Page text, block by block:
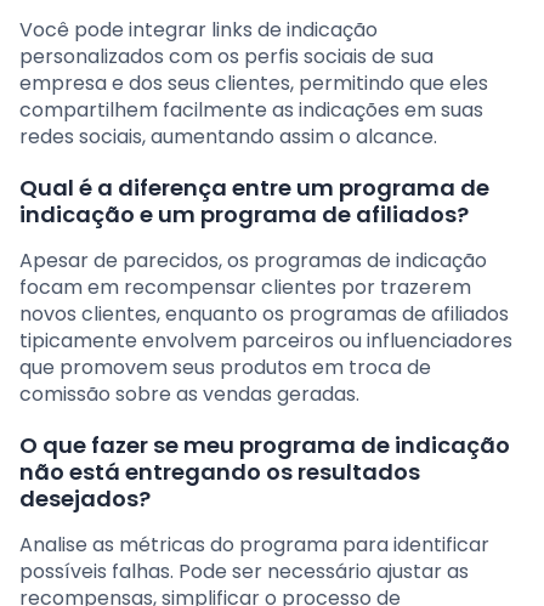
Você pode integrar links de indicação
personalizados com os perfis sociais de sua
empresa e dos seus clientes, permitindo que eles
compartilhem facilmente as indicações em suas
redes sociais, aumentando assim o alcance.
Qual é a diferença entre um programa de
indicação e um programa de afiliados?
Apesar de parecidos, os programas de indicação
focam em recompensar clientes por trazerem
novos clientes, enquanto os programas de afiliados
tipicamente envolvem parceiros ou influenciadores
que promovem seus produtos em troca de
comissão sobre as vendas geradas.
O que fazer se meu programa de indicação
não está entregando os resultados
desejados?
Analise as métricas do programa para identificar
possíveis falhas. Pode ser necessário ajustar as
recompensas, simplificar o processo de